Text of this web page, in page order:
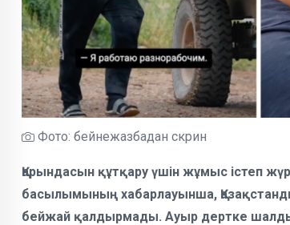
Фото: бейнежазбадан скрин
Қарындасын құтқару үшін жұмыс істеп
басылымының хабарлауынша,
бейжай қалдырмады. Ауыр дертке